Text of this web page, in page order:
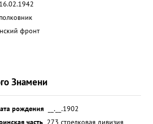
16.02.1942
полковник
фронт
Знамени
рождения
__.__.1902
часть 273 стрелковая дивизия